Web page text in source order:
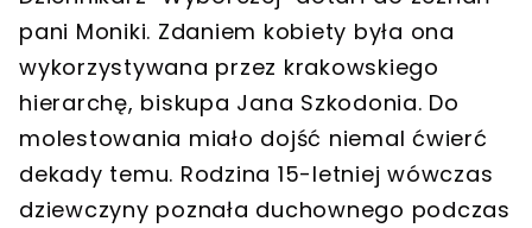
pani Moniki. Zdaniem kobiety była ona
wykorzystywana przez krakowskiego
hierarchę, biskupa Jana Szkodonia. Do
molestowania miało dojść niemal ćwierć
dekady temu. Rodzina 15-letniej wówczas
dziewczyny poznała duchownego podczas